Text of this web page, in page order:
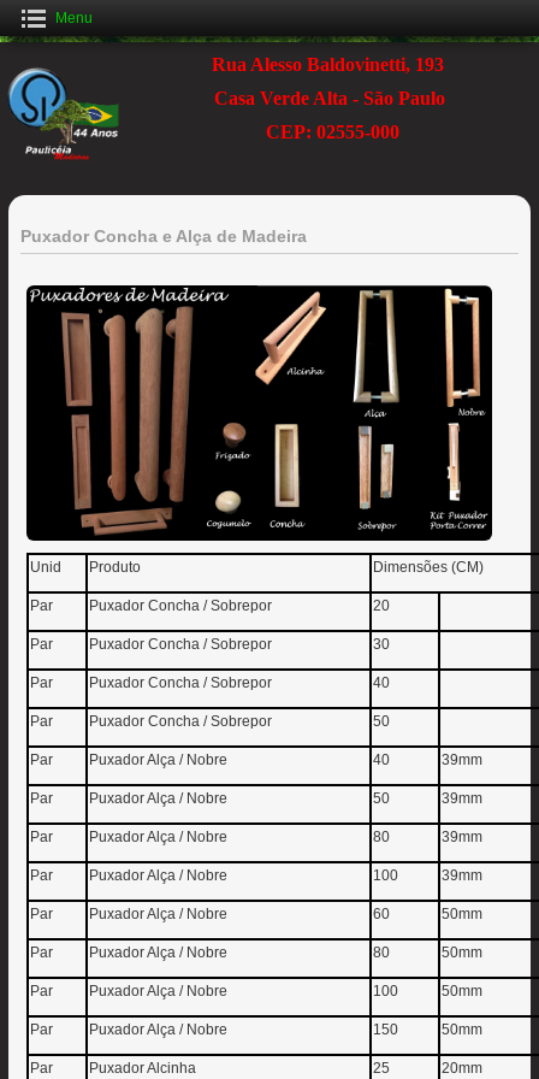
Menu
Rua Alesso Baldovinetti, 193
Casa Verde Alta - São Paulo
CEP: 02555-000
Puxador Concha e Alça de Madeira
Unid Produto Dimensões (CM)
Par Puxador Concha / Sobrepor 20
Par Puxador Concha / Sobrepor 30
Par Puxador Concha / Sobrepor 40
Par Puxador Concha / Sobrepor 50
Par Puxador Alça / Nobre 40 39mm
Par Puxador Alça / Nobre 50 39mm
Par Puxador Alça / Nobre 80 39mm
Par Puxador Alça / Nobre 100 39mm
Par Puxador Alça / Nobre 60 50mm
Par Puxador Alça / Nobre 80 50mm
Par Puxador Alça / Nobre 100 50mm
Par Puxador Alça / Nobre 150 50mm
Par Puxador Alcinha 25 20mm